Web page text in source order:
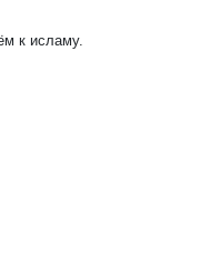
к исламу.